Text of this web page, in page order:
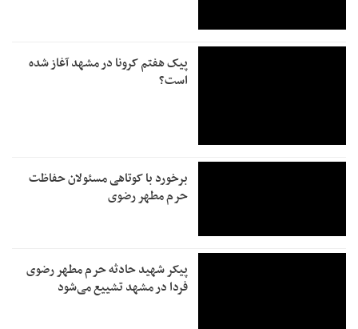
پیک هفتم کرونا در مشهد آغاز شده
است؟
برخورد با کوتاهی مسئولان حفاظت
حرم مطهر رضوی
پیکر شهید حادثه حرم مطهر رضوی
فردا در مشهد تشییع می‌شود